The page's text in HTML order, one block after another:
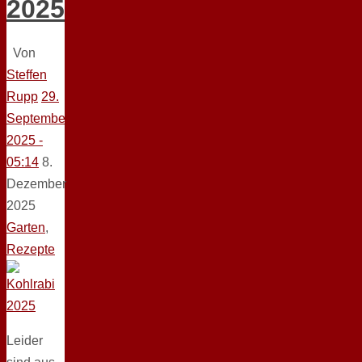
2025
Von
Steffen
Rupp 29.
September
2025 -
05:14 8.
Dezember
2025
Garten,
Rezepte
Leider